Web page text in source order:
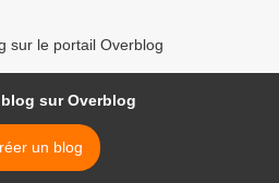
sur le portail Overblog
sur Overblog
un blog